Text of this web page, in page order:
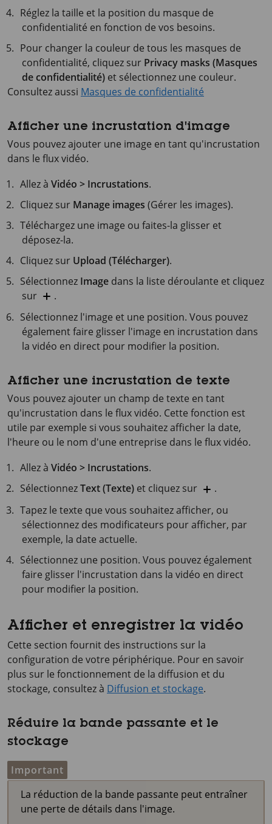
Réglez la taille et la position du masque de
confidentialité en fonction de vos besoins.
Pour changer la couleur de tous les masques de
confidentialité, cliquez sur Privacy masks (Masques
de confidentialité) et sélectionnez une couleur.
Consultez aussi Masques de confidentialité
Afficher une incrustation d'image
Vous pouvez ajouter une image en tant qu'incrustation
dans le flux vidéo.
Allez àVidéo > Incrustations.
Cliquez sur Manage images (Gérer les images).
Téléchargez une image ou faites-la glisser et
déposez-la.
Cliquez sur Upload (Télécharger).
Sélectionnez Image dans la liste déroulante et cliquez
sur
.
Sélectionnez l'image et une position. Vous pouvez
également faire glisser l'image en incrustation dans
la vidéo en direct pour modifier la position.
Afficher une incrustation de texte
Vous pouvez ajouter un champ de texte en tant
qu'incrustation dans le flux vidéo. Cette fonction est
utile par exemple si vous souhaitez afficher la date,
l'heure ou le nom d'une entreprise dans le flux vidéo.
Allez àVidéo > Incrustations.
SélectionnezText (Texte) et cliquez sur
.
Tapez le texte que vous souhaitez afficher, ou
sélectionnez des modificateurs pour afficher, par
exemple, la date actuelle.
Sélectionnez une position. Vous pouvez également
faire glisser l'incrustation dans la vidéo en direct
pour modifier la position.
Afficher et enregistrer la vidéo
Cette section fournit des instructions sur la
configuration de votre périphérique. Pour en savoir
plus sur le fonctionnement de la diffusion et du
stockage, consultez à Diffusion et stockage.
Réduire la bande passante et le
stockage
Important
La réduction de la bande passante peut entraîner
une perte de détails dans l'image.